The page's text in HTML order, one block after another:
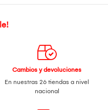
Cambios y devoluciones
En nuestras 26 tiendas a nivel
nacional